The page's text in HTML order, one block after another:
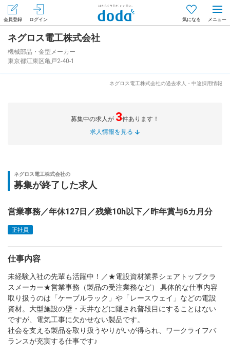
会員登録 ログイン 気になる
会員登録（無料）
イベント
専門サイト
対応時間：10:00～22:00(日曜・年末年始を除く)
転職の「モヤモヤ」、一人で悩まず
気軽に相談してみませんか？
dodaの使い方は？
今の仕事を続けるべき？
ネグロス電工株式会社
機械部品・金型メーカー
東京都江東区亀戸2-40-1
ネグロス電工株式会社の過去求人・中途採用情報
募集中の求人が 3件あります！
求人情報を見る
ネグロス電工株式会社の
募集が終了した求人
営業事務／年休127日／残業10h以下／昨年賞与6カ月分
正社員
仕事内容
未経験入社の先輩も活躍中！／★電設資材業界シェアトップクラ
スメーカー★営業事務（製品の受注業務など） 具体的な仕事内容
取り扱うのは「ケーブルラック」や「レースウェイ」などの電設
資材。大型施設の壁・天井などに隠され普段目にすることはない
ですが、電気工事に欠かせない製品です。
社会を支える製品を取り扱うやりがいが得られ、ワークライフバ
ランスが充実する仕事です♪